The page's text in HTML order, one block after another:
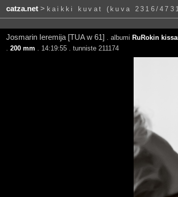
catza.net> kaikki kuvat (kuva 2316/
Josmarin Ieremija [TUA w 61]
. albumi RuRokin
200 mm . 14:19:55 . tunniste 211174